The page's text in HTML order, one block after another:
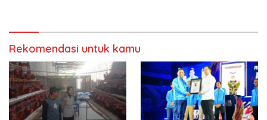
Rekomendasi untuk kamu